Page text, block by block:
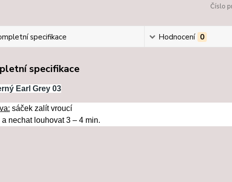
Číslo
specifikace Hodnocení 0
specifikace
Earl Grey 03
sáček zalít vroucí
nechat louhovat 3 – 4 min.